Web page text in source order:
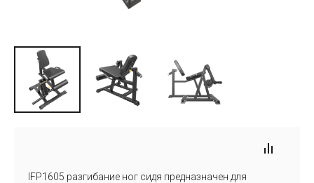
IFP1605 разгибание ног сидя предназначен для